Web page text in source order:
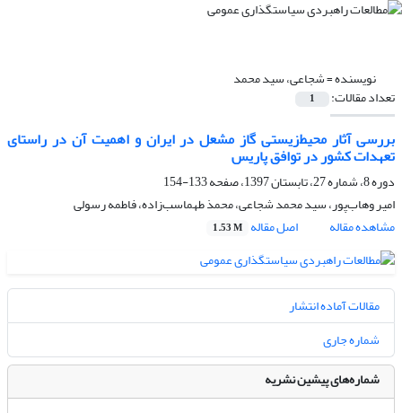
نویسنده =شجاعی، سید محمد
تعداد مقالات: 1
بررسی آثار محیط‌زیستی گاز مشعل در ایران و اهمیت آن در راستای
تعهدات کشور در توافق پاریس
دوره 8، شماره 27، تابستان 1397، صفحه
133-154
امیر وهاب‌پور، سید محمد شجاعی، محمذ طهماسب‌زاده، فاطمه رسولی
مشاهده مقاله
اصل مقاله 1.53 M
مقالات آماده انتشار
شماره جاری
شماره‌های پیشین نشریه